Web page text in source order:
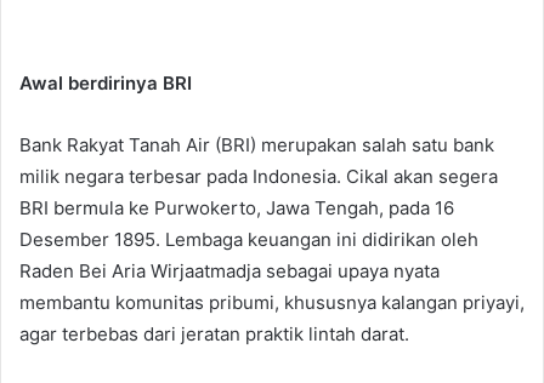
Awal berdirinya BRI
Bank Rakyat Tanah Air (BRI) merupakan salah satu bank
milik negara terbesar pada Indonesia. Cikal akan segera
BRI bermula ke Purwokerto, Jawa Tengah, pada 16
Desember 1895. Lembaga keuangan ini didirikan oleh
Raden Bei Aria Wirjaatmadja sebagai upaya nyata
membantu komunitas pribumi, khususnya kalangan priyayi,
agar terbebas dari jeratan praktik lintah darat.